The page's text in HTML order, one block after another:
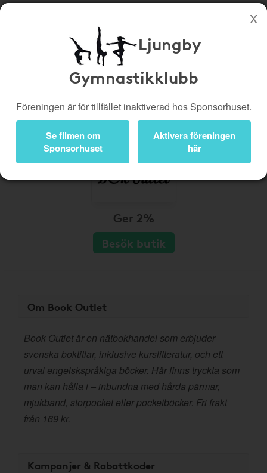
Köp genom denna sida stöttar Ljungby Gymnastikklubb
Butiker
Biobiljetter
Bli medlem
Logga in
Ljungby
Gymnastikklubb
Föreningen är för tillfället inaktiverad hos Sponsorhuset.
Se filmen om
Sponsorhuset
Aktivera föreningen
här
Ger 2%
Besök butik
Om Book Outlet
Book Outlet är en nätbokhandel som erbjuder
svenska boktitlar, inklusive kurslitteratur, och ett
urval engelskspråkiga böcker. Här finns tryckta som
man kan hålla i – inbundna med hårda pärmar,
mjukband, storpocket eller pocketböcker. Fri frakt
från 169 kr.
Kampanjer & Rabattkoder